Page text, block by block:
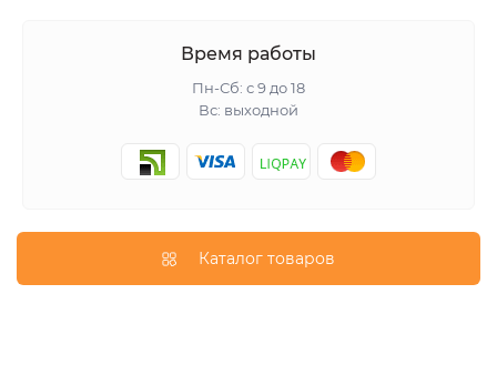
Время работы
Пн-Сб: с 9 до 18
Вс: выходной
Каталог товаров